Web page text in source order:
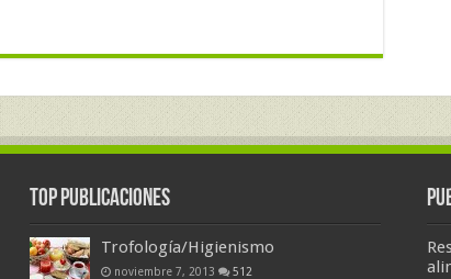
Top Publicaciones
Trofología/Higienismo
noviembre 7, 2013 512